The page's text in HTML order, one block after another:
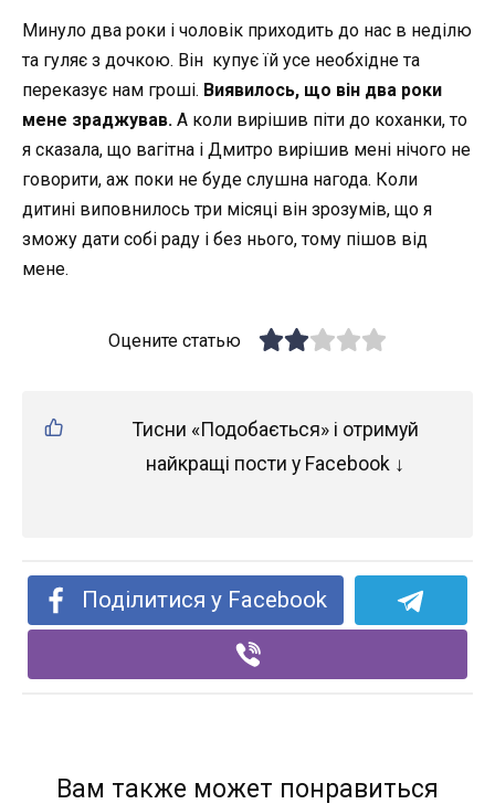
Минуло два роки і чоловік приходить до нас в неділю
та гуляє з дочкою. Він купує їй усе необхідне та
переказує нам гроші. Виявилось, що він два роки
мене зраджував. А коли вирішив піти до коханки, то
я сказала, що вагітна і Дмитро вирішив мені нічого не
говорити, аж поки не буде слушна нагода. Коли
дитині виповнилось три місяці він зрозумів, що я
зможу дати собі раду і без нього, тому пішов від
мене.
Оцените статью
Тисни «Подобається» і отримуй
найкращі пости у Facebook ↓
Поділитися у Facebook
Вам также может понравиться